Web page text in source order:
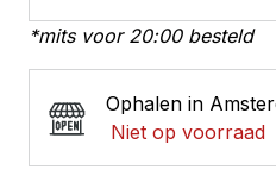
*mits voor 20:00 besteld
Ophalen in
Niet op voorraad